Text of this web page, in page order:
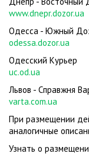
www.dnepr.dozor.ua
Одесса - Южный
odessa.dozor.ua
Одесский Курьер
uc.od.ua
Львов - Справжня
varta.com.ua
При размещении
аналогичные
Узнать о